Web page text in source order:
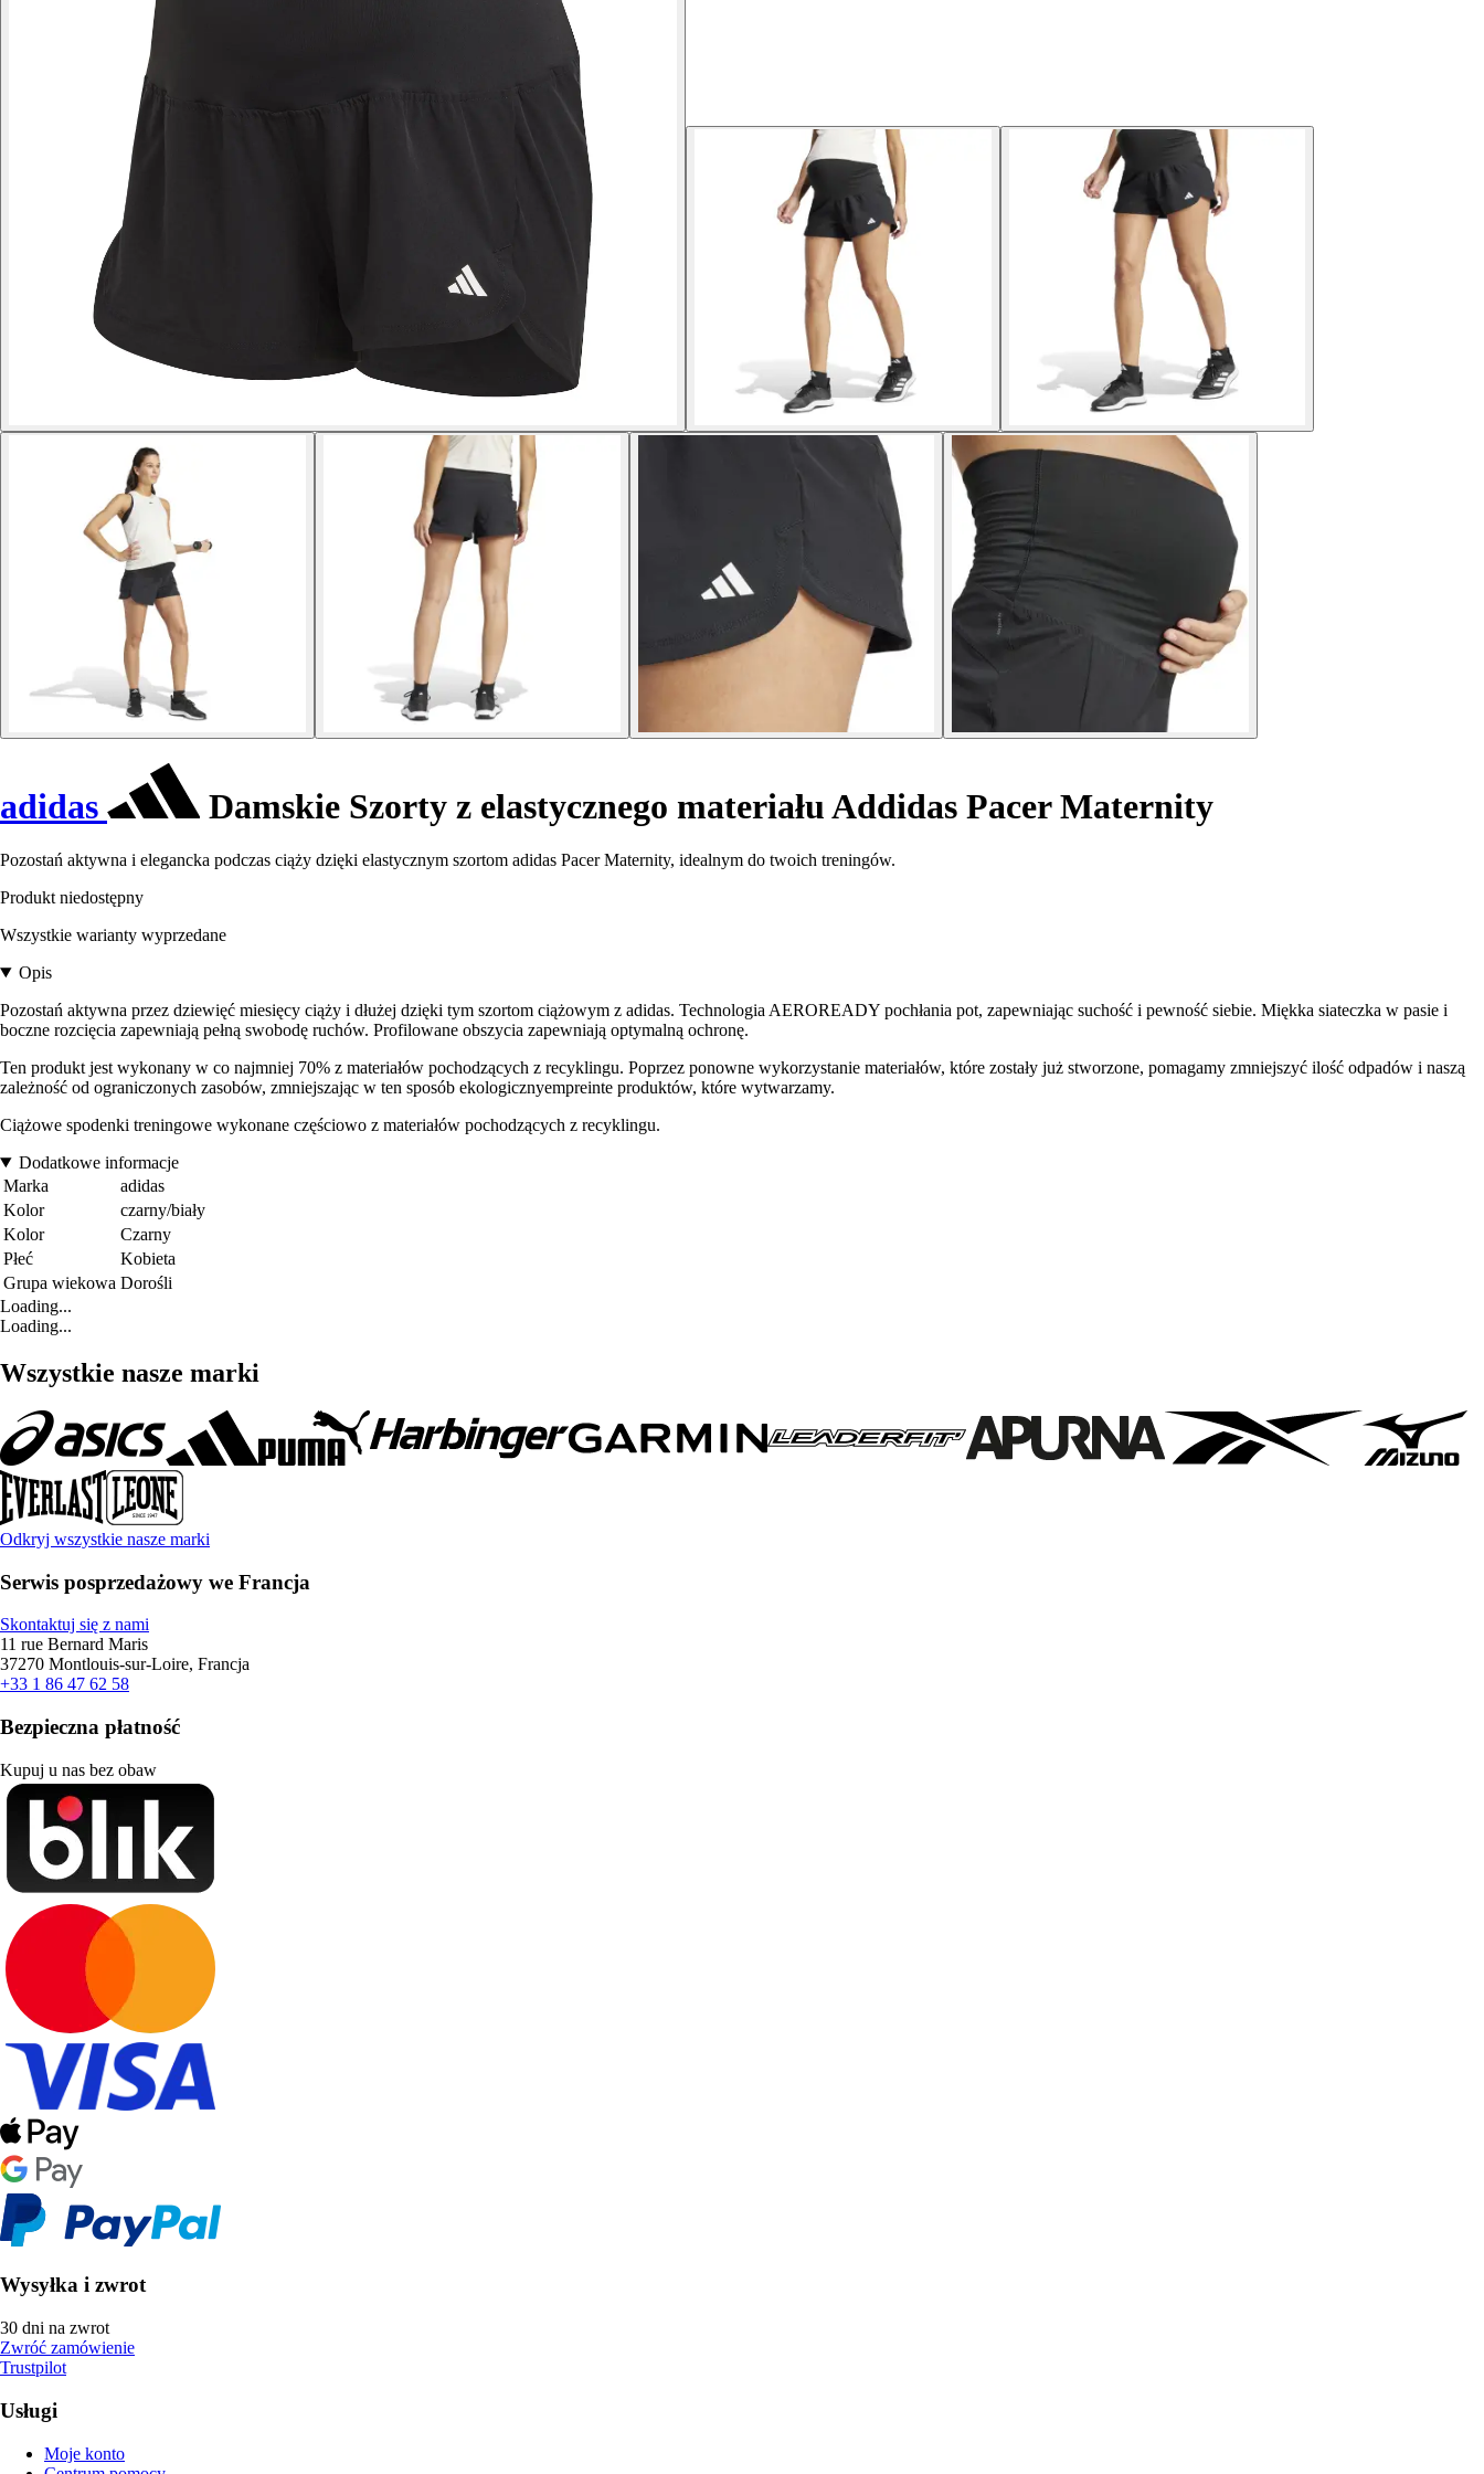
adidas Damskie Szorty z elastycznego materiału Addidas Pacer Maternity
Pozostań aktywna i elegancka podczas ciąży dzięki elastycznym szortom adidas Pacer Maternity, idealnym do twoich treningów.
Produkt niedostępny
Wszystkie warianty wyprzedane
Opis
Pozostań aktywna przez dziewięć miesięcy ciąży i dłużej dzięki tym szortom ciążowym z adidas. Technologia AEROREADY pochłania pot, zapewniając suchość i pewność siebie. Miękka siateczka w pasie i
boczne rozcięcia zapewniają pełną swobodę ruchów. Profilowane obszycia zapewniają optymalną ochronę.
Ten produkt jest wykonany w co najmniej 70% z materiałów pochodzących z recyklingu. Poprzez ponowne wykorzystanie materiałów, które zostały już stworzone, pomagamy zmniejszyć ilość odpadów i naszą
zależność od ograniczonych zasobów, zmniejszając w ten sposób ekologicznyempreinte produktów, które wytwarzamy.
Ciążowe spodenki treningowe wykonane częściowo z materiałów pochodzących z recyklingu.
Dodatkowe informacje
Marka
adidas
Kolor
czarny/biały
Kolor
Czarny
Płeć
Kobieta
Grupa wiekowa Dorośli
Loading...
Loading...
Wszystkie nasze marki
Odkryj wszystkie nasze marki
Serwis posprzedażowy we Francja
Skontaktuj się z nami
11 rue Bernard Maris
37270 Montlouis-sur-Loire, Francja
+33 1 86 47 62 58
Bezpieczna płatność
Kupuj u nas bez obaw
Wysyłka i zwrot
30 dni na zwrot
Zwróć zamówienie
Trustpilot
Usługi
Moje konto